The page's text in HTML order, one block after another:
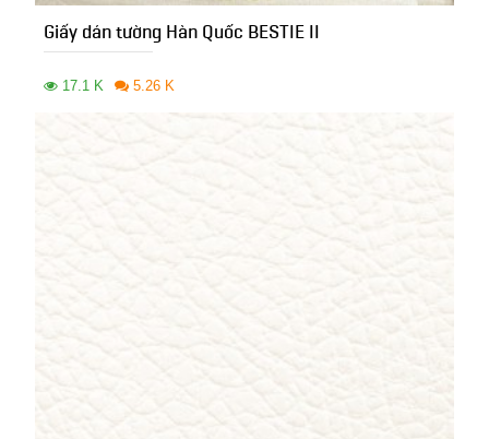
Giấy dán tường Hàn Quốc BESTIE II
17.1 K 5.26 K